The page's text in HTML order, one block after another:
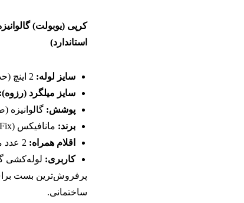
استاندارد)
سایز لوله:
سایز میلگرد (رزوه):
پوشش:
برند: مانافیکس (ManaFix)
اقلام همراه:
کاربری: لوله‌کشی
ساختمانی.